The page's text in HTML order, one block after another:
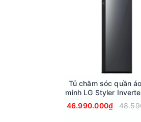
- AI DD sử dụng cảm
- TurboWash3D tạo
- Công nghệ giặt hơi
Tủ chăm sóc quần
minh LG Styler
46.990.000₫